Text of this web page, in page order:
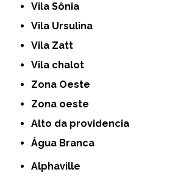
Vila Sônia
Vila Ursulina
Vila Zatt
Vila chalot
Zona Oeste
Zona oeste
alto da providencia
Água Branca
Alphaville